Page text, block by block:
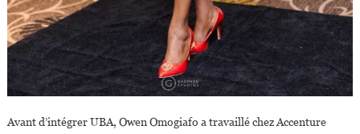
Avant d’intégrer UBA, Owen Omogiafo a travaillé chez Accenture